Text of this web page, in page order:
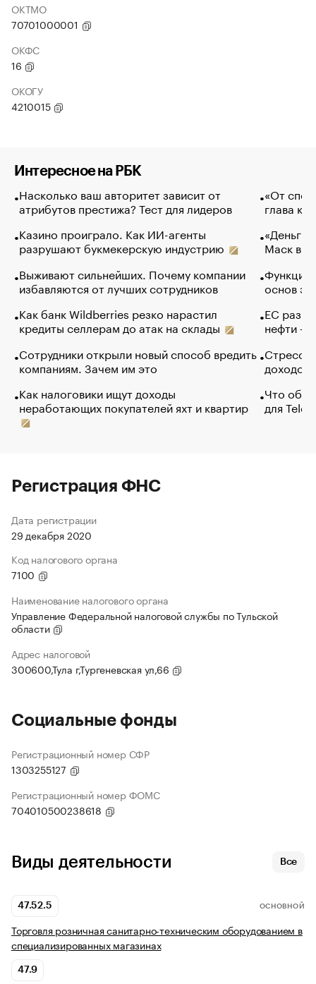
ОКТМО
70701000001
ОКФС
16
ОКОГУ
4210015
Интересное на РБК
Насколько ваш авторитет зависит от
атрибутов престижа? Тест для лидеров
Казино проиграло. Как ИИ-агенты
разрушают букмекерскую индустрию
Выживают сильнейших. Почему компании
избавляются от лучших сотрудников
Как банк Wildberries резко нарастил
кредиты селлерам до атак на склады
Сотрудники открыли новый способ вредить
компаниям. Зачем им это
Как налоговики ищут доходы
неработающих покупателей яхт и квартир
«От
глава
«Деньги
Маск в
Функции
основ
ЕС
нефти —
Стресс
доходов
Что
для
Регистрация ФНС
Дата регистрации
29 декабря 2020
Код налогового органа
7100
Наименование налогового органа
Управление Федеральной налоговой службы по Тульской
области
Адрес налоговой
300600,Тула г,Тургеневская ул,66
Социальные фонды
Регистрационный номер СФР
1303255127
Регистрационный номер ФОМС
704010500238618
Виды деятельности Все
47.52.5 ОСНОВНОЙ
Торговля розничная санитарно-техническим оборудованием в
специализированных магазинах
47.9